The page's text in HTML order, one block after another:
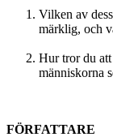
Vilken av
märklig, och
Hur tror du att
människorna
FÖRFATTARE